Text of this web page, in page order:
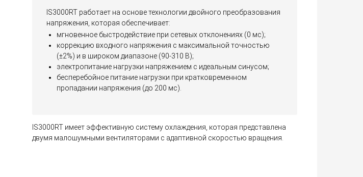
IS3000RT работает на основе технологии двойного преобразования
напряжения, которая обеспечивает:
мгновенное быстродействие при сетевых отклонениях (0 мс);
коррекцию входного напряжения с максимальной точностью
(±2%) и в широком диапазоне (90-310 В);
электропитание нагрузки напряжением с идеальным синусом;
бесперебойное питание нагрузки при кратковременном
пропадании напряжения (до 200 мс).
IS3000RT имеет эффективную систему охлаждения, которая представлена
двумя малошумными вентиляторами с адаптивной скоростью вращения.